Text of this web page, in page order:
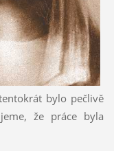
bylo pečlivě
že práce byla